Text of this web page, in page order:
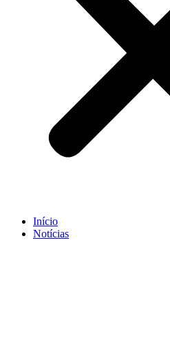
Início
Notícias